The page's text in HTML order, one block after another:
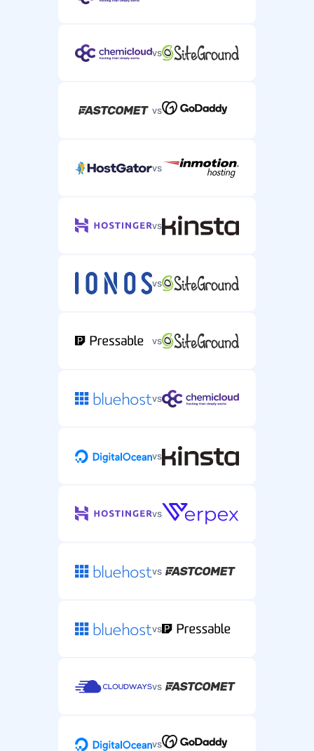
vs
vs
vs
vs
vs
vs
vs
vs
vs
vs
vs
vs
vs